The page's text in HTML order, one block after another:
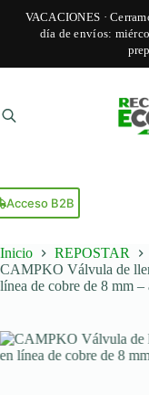
VACACIONES ·
día de envíos:
contenido
Acceso B2B
Inicio REPOSTAR
CAMPKO Válvula de
línea de cobre de 8 mm –